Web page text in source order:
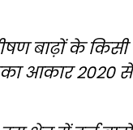
बाढ़ों के
आकार 2020